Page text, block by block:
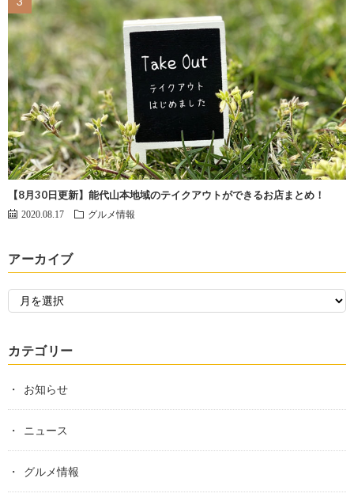
【8月30日更新】能代山本地域のテイクアウトができるお店まとめ！
2020.08.17 グルメ情報
アーカイブ
カテゴリー
お知らせ
ニュース
グルメ情報